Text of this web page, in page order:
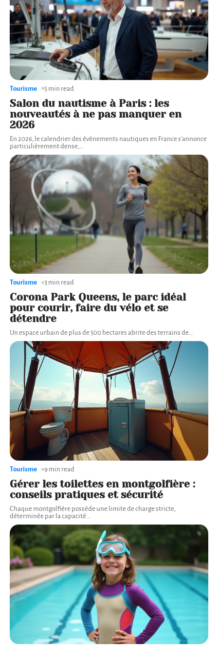
Salon du nautisme à Paris : les
nouveautés à ne pas manquer en
2026
En 2026, le calendrier des événements nautiques en France s'annonce
particulièrement dense,
Tourisme 5 min read
Corona Park Queens, le parc idéal
pour courir, faire du vélo et se
détendre
Un espace urbain de plus de 500 hectares abrite des terrains de…
Tourisme 3 min read
Gérer les toilettes en montgolfière :
conseils pratiques et sécurité
Chaque montgolfière possède une limite de charge stricte,
déterminée par la capacité…
Tourisme 9 min read